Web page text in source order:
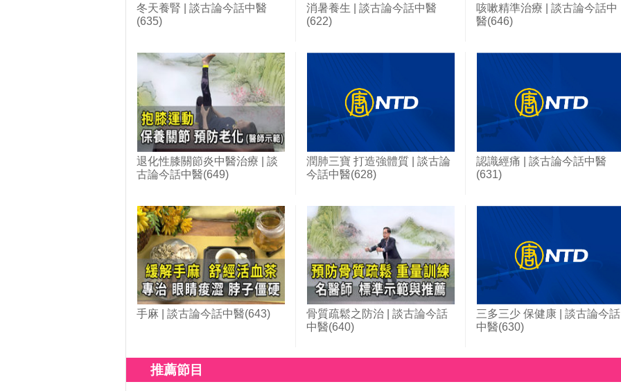
冬天養腎 | 談古論今話中醫
(635)
消暑養生 | 談古論今話中醫
(622)
咳嗽精準治療 | 談古論今話中
醫(646)
退化性膝關節炎中醫治療 | 談
古論今話中醫(649)
潤肺三寶 打造強體質 | 談古論
今話中醫(628)
認識經痛 | 談古論今話中醫
(631)
手麻 | 談古論今話中醫(643)
骨質疏鬆之防治 | 談古論今話
中醫(640)
三多三少 保健康 | 談古論今話
中醫(630)
推薦節目